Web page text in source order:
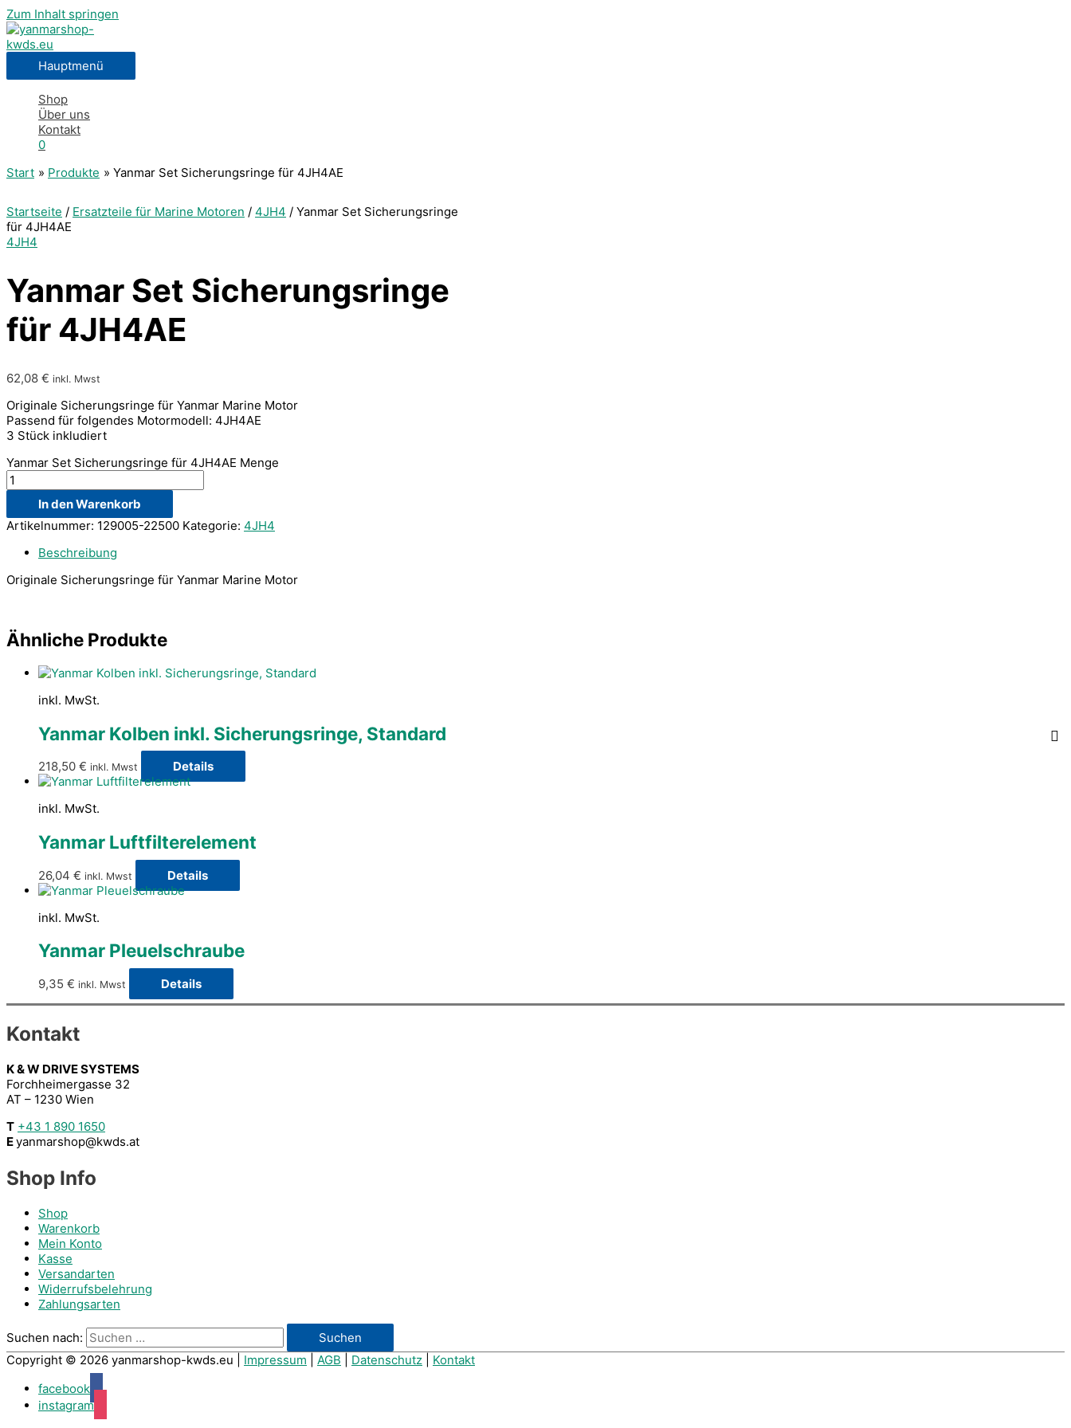
Zum Inhalt springen
Hauptmenü
Shop
Über uns
Kontakt
0
Start
Produkte Yanmar Set Sicherungsringe für 4JH4AE
Startseite / Ersatzteile für Marine Motoren / 4JH4 / Yanmar Set Sicherungsringe
für 4JH4AE
4JH4
Yanmar Set Sicherungsringe
für 4JH4AE
62,08 € inkl. Mwst
Originale Sicherungsringe für Yanmar Marine Motor
Passend für folgendes Motormodell: 4JH4AE
3 Stück inkludiert
Yanmar Set Sicherungsringe für 4JH4AE Menge
In den Warenkorb
Artikelnummer: 129005-22500 Kategorie: 4JH4
Beschreibung
Originale Sicherungsringe für Yanmar Marine Motor
Ähnliche Produkte
inkl. MwSt.
Yanmar Kolben inkl. Sicherungsringe, Standard
218,50 € inkl. Mwst Details
inkl. MwSt.
Yanmar Luftfilterelement
26,04 € inkl. Mwst Details
inkl. MwSt.
Yanmar Pleuelschraube
9,35 € inkl. Mwst Details
Kontakt
K & W DRIVE SYSTEMS
Forchheimergasse 32
AT – 1230 Wien
T +43 1 890 1650
Eyanmarshop@kwds.at
Shop Info
Shop
Warenkorb
Mein Konto
Kasse
Versandarten
Widerrufsbelehrung
Zahlungsarten
Suchen nach:
Copyright © 2026 yanmarshop-kwds.eu Impressum AGB Datenschutz
Kontakt
facebook
instagram